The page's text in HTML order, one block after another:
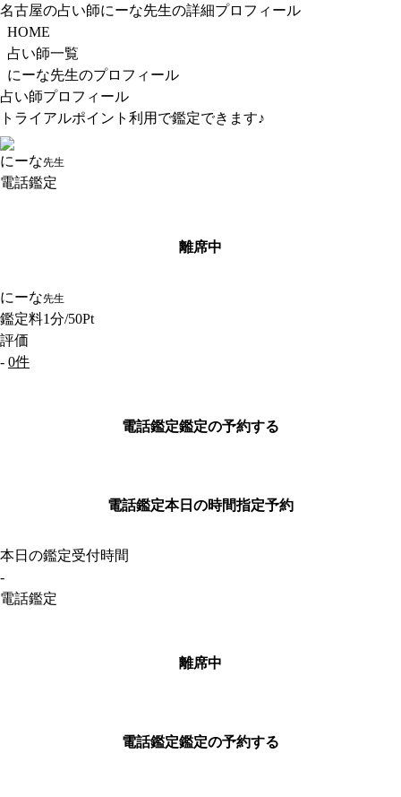
名古屋の占い師にーな先生の詳細プロフィール
HOME
占い師一覧
にーな先生のプロフィール
占い師プロフィール
トライアルポイント利用で鑑定できます♪
にーな先生
電話鑑定
離席中
にーな先生
鑑定料1分/50Pt
評価
- 0件
電話鑑定鑑定の予約する
電話鑑定本日の時間指定予約
本日の鑑定受付時間
-
電話鑑定
離席中
電話鑑定鑑定の予約する